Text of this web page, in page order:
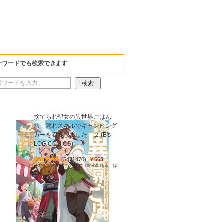
ワードでも検索できます
捨てられ聖女の異世界ごはん
旅 隠れスキルでキャンピング
カーを召喚しました ２ (B's-
LOG COMICS)
(5471470) ￥663
(2026/08/05 20:18 GMT +09:00 時点 -詳
細はこちら)